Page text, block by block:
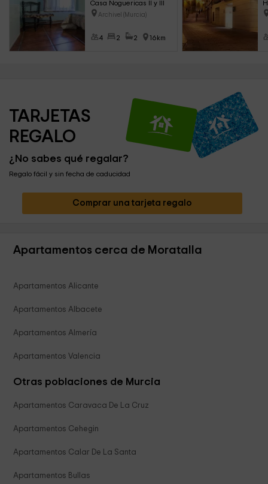
Casa Noguericas II y III
Archivel (Murcia)
4 2 2 16km
TARJETAS
REGALO
¿No sabes qué regalar?
Regalo fácil y sin fecha de caducidad
Comprar una tarjeta regalo
Apartamentos cerca de Moratalla
Apartamentos Alicante
Apartamentos Albacete
Apartamentos Almería
Apartamentos Valencia
Otras poblaciones de Murcia
Apartamentos Caravaca De La Cruz
Apartamentos Cehegin
Apartamentos Calar De La Santa
Apartamentos Bullas